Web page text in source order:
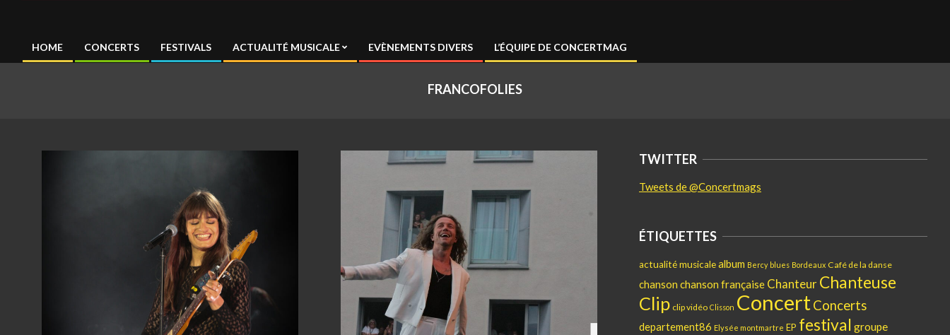
Primary
HOME CONCERTS FESTIVALS ACTUALITÉ MUSICALE EVÈNEMENTS DIVERS L’ÉQUIPE DE CONCERTMAG
FRANCOFOLIES
TWITTER
Tweets de @Concertmags
ÉTIQUETTES
actualité musicalealbum Bercy blues Bordeaux Café de la danse
chanson chanson française ChanteurChanteuse
Clip clip vidéo Clisson ConcertConcerts
departement86 Elysée montmartre EP festival groupe